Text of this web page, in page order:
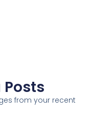
from your recent